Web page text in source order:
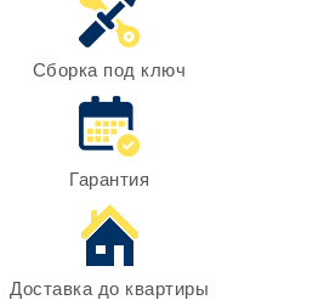
Сборка под ключ
Гарантия
Доставка до квартиры